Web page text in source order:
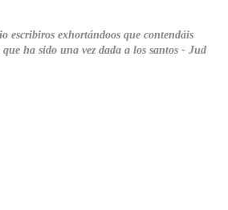
escribiros exhortándoos que contendáis
ha sido una vez dada a los santos - Jud